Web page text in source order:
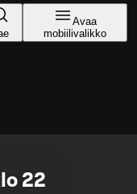
Avaa
mobiilivalikko
22